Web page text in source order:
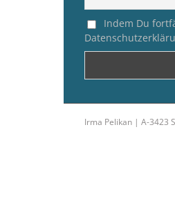
Indem Du
Irma Pelikan | A-3423